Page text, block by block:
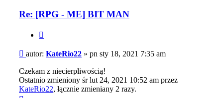
Re: [RPG - ME] BIT MAN
Post
autor: KateRio22 » pn sty 18, 2021 7:35 am
Czekam z niecierpliwością!
Ostatnio zmieniony śr lut 24, 2021 10:52 am przez
KateRio22, łącznie zmieniany 2 razy.